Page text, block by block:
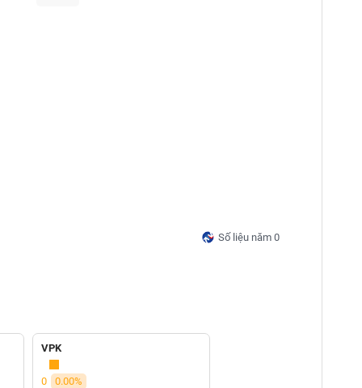
Số liệu năm 0
VPK
0 0.00%